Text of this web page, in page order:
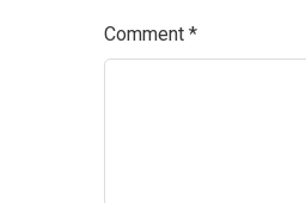
Comment *